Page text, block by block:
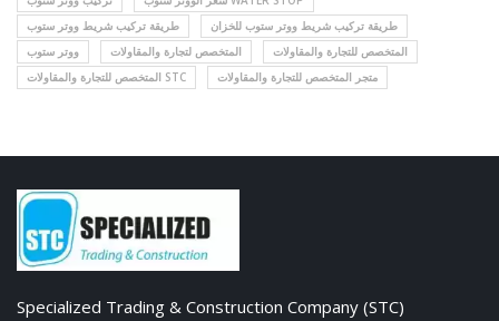
طريقة تركيب شريط ووتر ستوب
طريقة تركيب شريط ووتر ستوب للخزان
ووتر ستوب
المتخصص لتجارة والمقاولات
المتخصص للتجارة والمقاولات
المتخصص للتجارة والمقاولات STC
متجر المتخصص للتجارة والمقاولات
Specialized Trading & Construction Company (STC)